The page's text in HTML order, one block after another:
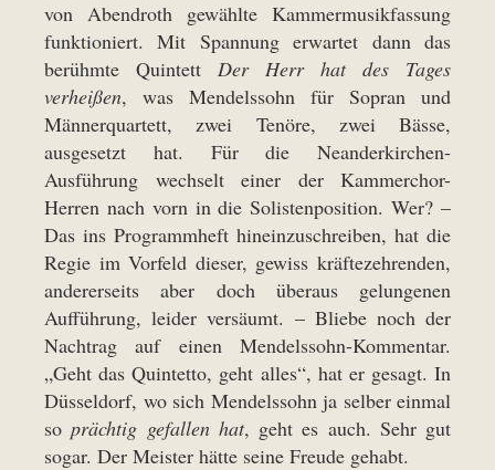
von Abendroth gewählte Kammermusikfassung
funktioniert. Mit Spannung erwartet dann das
berühmte Quintett Der Herr hat des Tages
verheißen, was Mendelssohn für Sopran und
Männerquartett, zwei Tenöre, zwei Bässe,
ausgesetzt hat. Für die Neanderkirchen-
Ausführung wechselt einer der Kammerchor-
Herren nach vorn in die Solistenposition. Wer? –
Das ins Programmheft hineinzuschreiben, hat die
Regie im Vorfeld dieser, gewiss kräftezehrenden,
andererseits aber doch überaus gelungenen
Aufführung, leider versäumt. – Bliebe noch der
Nachtrag auf einen Mendelssohn-Kommentar.
„Geht das Quintetto, geht alles“, hat er gesagt. In
Düsseldorf, wo sich Mendelssohn ja selber einmal
soprächtig gefallen hat, geht es auch. Sehr gut
sogar. Der Meister hätte seine Freude gehabt.